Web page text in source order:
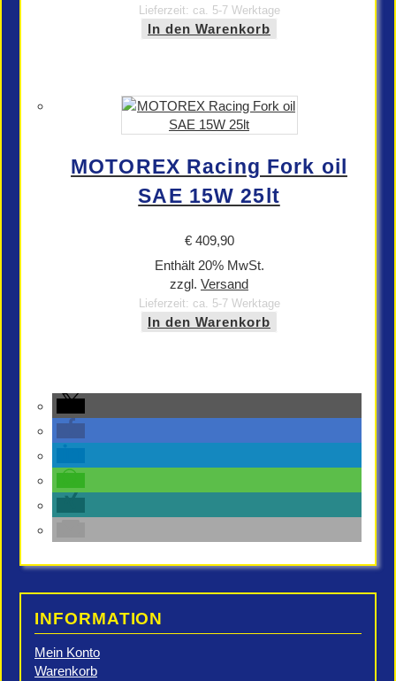
Lieferzeit: ca. 5-7 Werktage
In den Warenkorb
MOTOREX Racing Fork oil
SAE 15W 25lt
€409,90
Enthält 20% MwSt.
zzgl. Versand
Lieferzeit: ca. 5-7 Werktage
In den Warenkorb
INFORMATION
Mein Konto
Warenkorb